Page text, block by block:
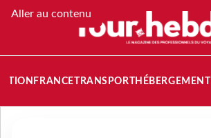
Aller au contenu
FRANCETRANSPORT HÉBERGEMENT